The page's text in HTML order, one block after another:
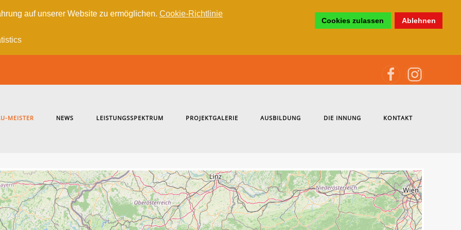
auf unserer Website zu ermöglichen. Cookie-Richtlinie
Cookies zulassen Ablehnen
MEISTER NEWS LEISTUNGSSPEKTRUM PROJEKTGALERIE AUSBILDUNG DIE INNUNG KONTAKT